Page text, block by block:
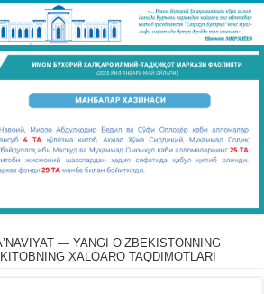
— YANGI OʻZBEKISTONNING
XALQARO TAQDIMOTLARI